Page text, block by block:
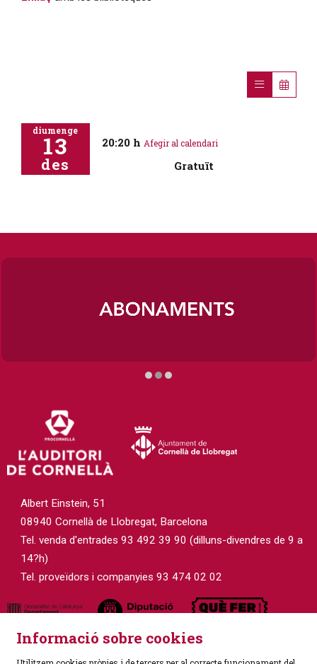
diumenge
13
des
20:20 h Afegir al calendari
Gratuït
Albert Einstein, 51
08940 Cornellà de Llobregat, Barcelona
Tel. venda d'entrades 93 492 39 90 (dilluns-divendres de 9 a
14?h)
Tel. proveïdors i companyies 93 474 02 02
Informació sobre cookies